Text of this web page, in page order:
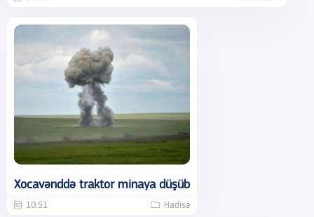
Xocavənddə traktor minaya düşüb
10:51 Hadisə